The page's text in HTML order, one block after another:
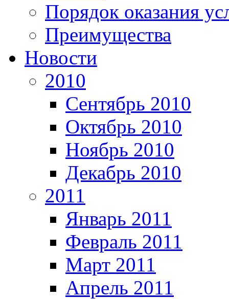
Порядок оказания
Преимущества
Новости
2010
Сентябрь 2010
Октябрь 2010
Ноябрь 2010
Декабрь 2010
2011
Январь 2011
Февраль 2011
Март 2011
Апрель 2011